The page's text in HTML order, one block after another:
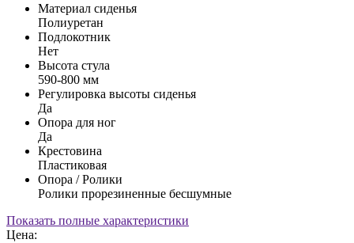
Материал сиденья
Полиуретан
Подлокотник
Нет
Высота стула
590-800 мм
Регулировка высоты сиденья
Да
Опора для ног
Да
Крестовина
Пластиковая
Опора / Ролики
Ролики прорезиненные бесшумные
Показать полные характеристики
Цена: